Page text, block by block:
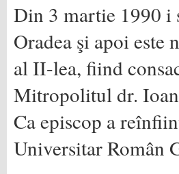
Din 3 martie 1990 i
Oradea şi apoi este
al II-lea, fiind
Mitropolitul dr.
Ca episcop a
Universitar Român